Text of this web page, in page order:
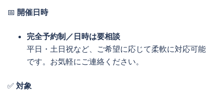
📅 開催日時
完全予約制／日時は要相談
平日・土日祝など、ご希望に応じて柔軟に対応可能
です。お気軽にご連絡ください。
✅ 対象